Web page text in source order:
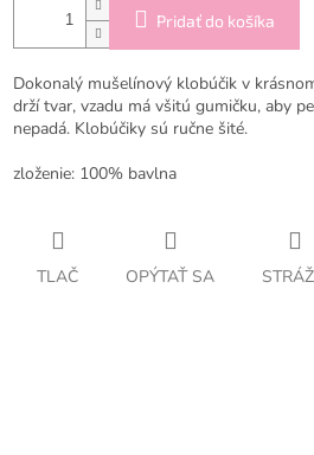
Pridať do košíka
Dokonalý mušelínový klobúčik v
drží tvar, vzadu má všitú gumičku, aby
nepadá. Klobúčiky sú ručne šité.
zloženie: 100% bavlna
TLAČ OPÝTAŤ SA